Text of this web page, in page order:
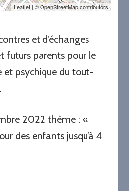
Leaflet| ©OpenStreetMapcontributors
et d’échanges
futurs parents pour le
et psychique du tout-
2022 thème : «
des enfants jusqu’à 4